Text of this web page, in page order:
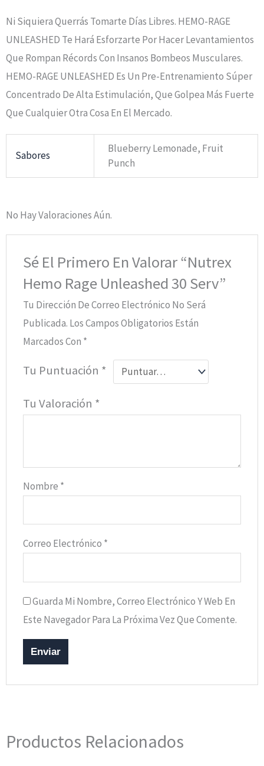
Ni Siquiera Querrás Tomarte Días Libres. HEMO-RAGE
UNLEASHED Te Hará Esforzarte Por Hacer Levantamientos
Que Rompan Récords Con Insanos Bombeos Musculares.
HEMO-RAGE UNLEASHED Es Un Pre-Entrenamiento Súper
Concentrado De Alta Estimulación, Que Golpea Más Fuerte
Que Cualquier Otra Cosa En El Mercado.
Sabores
Blueberry Lemonade, Fruit
Punch
No Hay Valoraciones Aún.
Sé El Primero En Valorar “Nutrex
Hemo Rage Unleashed 30 Serv”
Tu Dirección De Correo Electrónico No Será
Publicada. Los Campos Obligatorios Están
Marcados Con *
Tu Puntuación *
Tu Valoración *
Nombre *
Correo Electrónico *
Guarda Mi Nombre, Correo Electrónico Y Web En
Este Navegador Para La Próxima Vez Que Comente.
Productos Relacionados